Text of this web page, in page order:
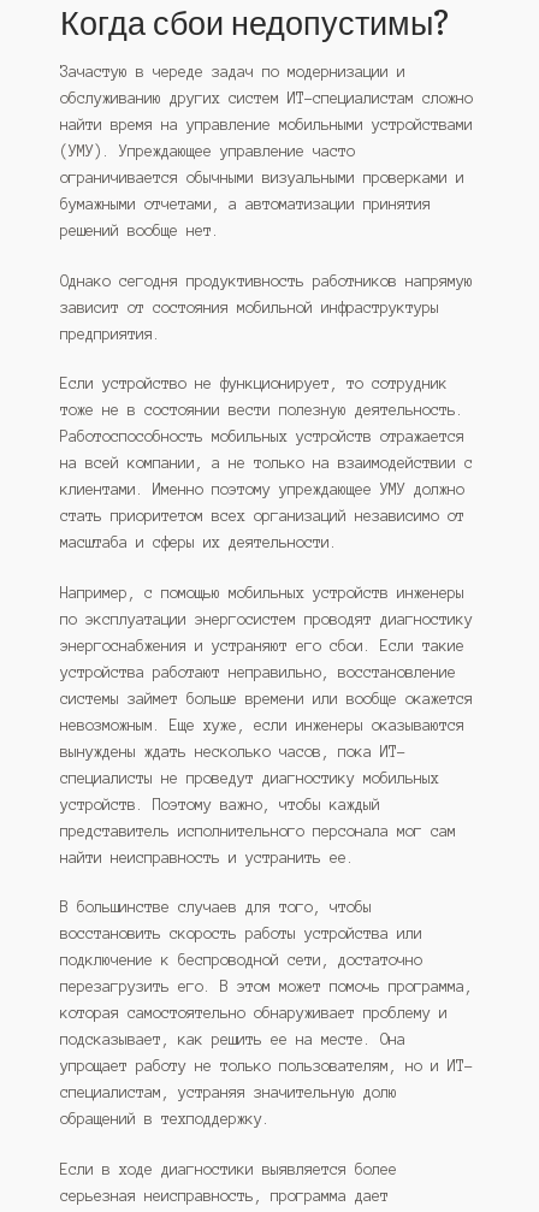
Когда сбои недопустимы?
Зачастую в череде задач по модернизации и
обслуживанию других систем ИТ-специалистам сложно
найти время на управление мобильными устройствами
(УМУ). Упреждающее управление часто
ограничивается обычными визуальными проверками и
бумажными отчетами, а автоматизации принятия
решений вообще нет.
Однако сегодня продуктивность работников напрямую
зависит от состояния мобильной инфраструктуры
предприятия.
Если устройство не функционирует, то сотрудник
тоже не в состоянии вести полезную деятельность.
Работоспособность мобильных устройств отражается
на всей компании, а не только на взаимодействии с
клиентами. Именно поэтому упреждающее УМУ должно
стать приоритетом всех организаций независимо от
масштаба и сферы их деятельности.
Например, с помощью мобильных устройств инженеры
по эксплуатации энергосистем проводят диагностику
энергоснабжения и устраняют его сбои. Если такие
устройства работают неправильно, восстановление
системы займет больше времени или вообще окажется
невозможным. Еще хуже, если инженеры оказываются
вынуждены ждать несколько часов, пока ИТ-
специалисты не проведут диагностику мобильных
устройств. Поэтому важно, чтобы каждый
представитель исполнительного персонала мог сам
найти неисправность и устранить ее.
В большинстве случаев для того, чтобы
восстановить скорость работы устройства или
подключение к беспроводной сети, достаточно
перезагрузить его. В этом может помочь программа,
которая самостоятельно обнаруживает проблему и
подсказывает, как решить ее на месте. Она
упрощает работу не только пользователям, но и ИТ-
специалистам, устраняя значительную долю
обращений в техподдержку.
Если в ходе диагностики выявляется более
серьезная неисправность, программа дает